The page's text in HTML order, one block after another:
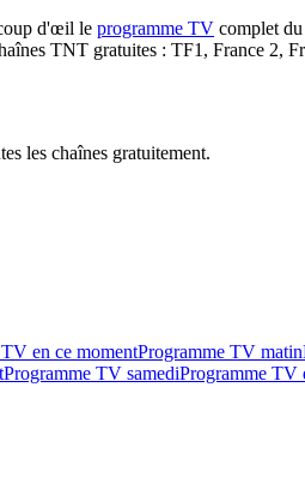
d'œil le programme TV complet
TNT gratuites : TF1, France 2,
les chaînes gratuitement.
en ce momentProgramme TV matin
Programme TV samediProgramme TV